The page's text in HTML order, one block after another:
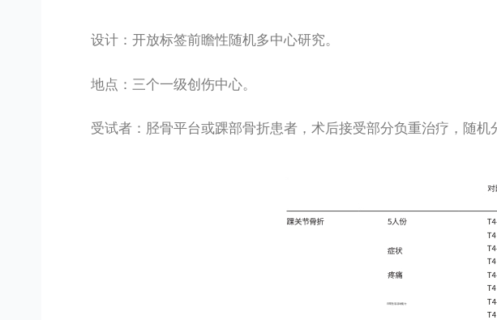
设计：开放标签前瞻性随机多中心研究。
地点：三个一级创伤中心。
受试者：胫骨平台或踝部骨折患者，术后接受部分负重治疗，随